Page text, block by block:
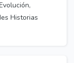
Historias